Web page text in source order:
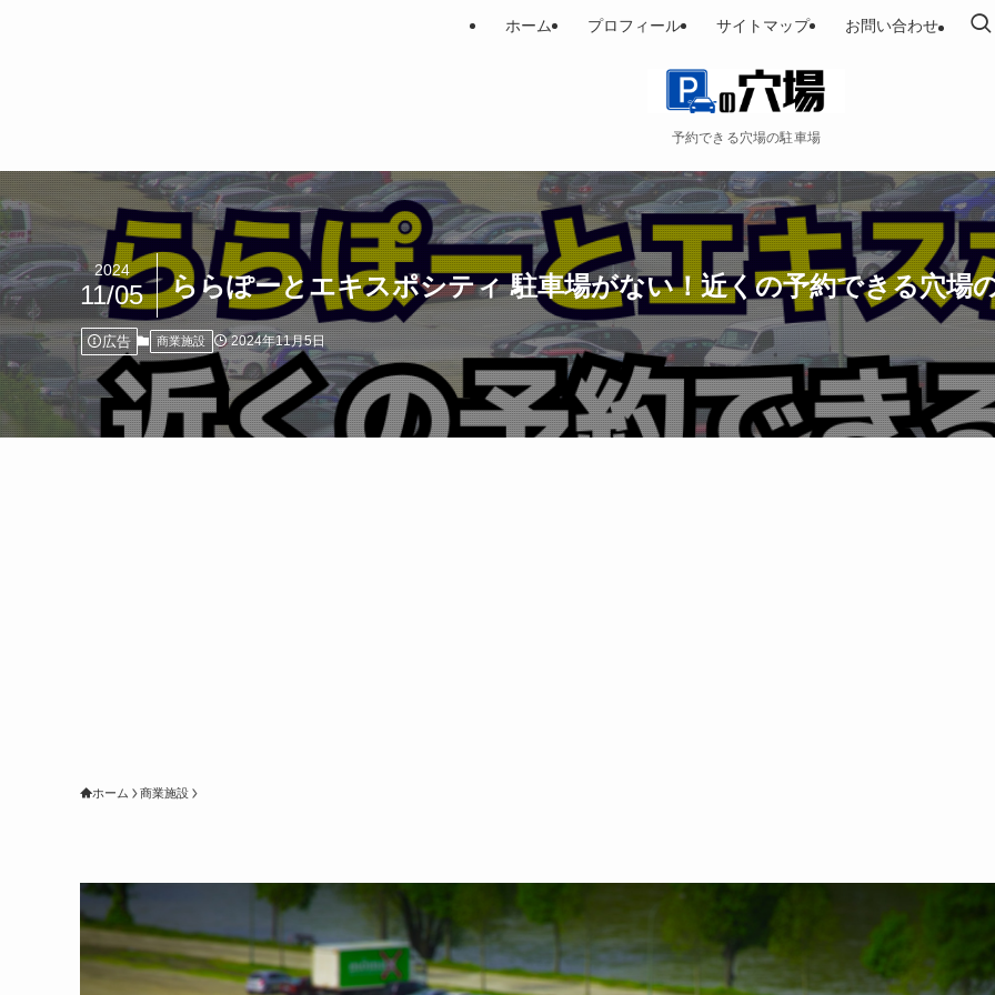
予約できる穴場の駐車場
ホーム プロフィール サイトマップ お問い合わせ
ららぽーとエキスポシティ 駐車場がない！近くの予約できる穴場
2024
11/05
広告 商業施設 2024年11月5日
ホーム 商業施設